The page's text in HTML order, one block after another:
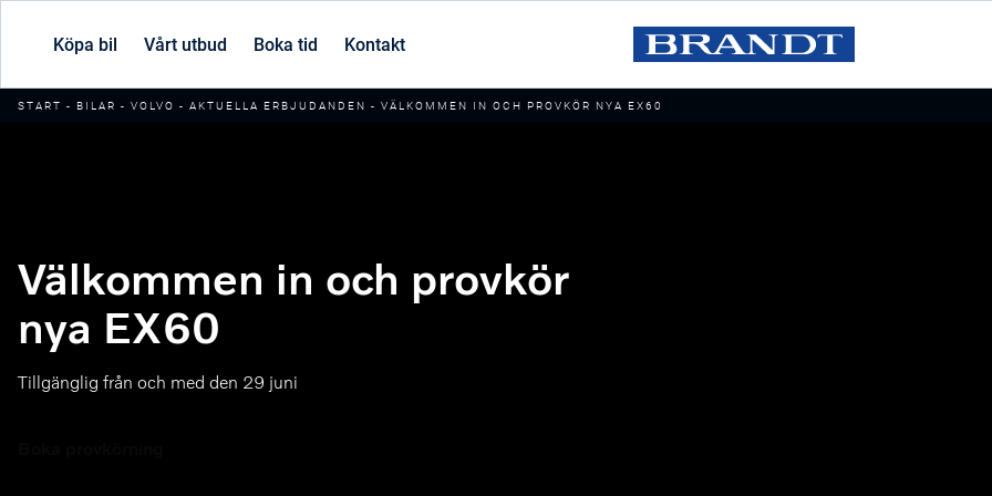
Köpa bil Vårt utbud Boka tid Kontakt
START - BILAR - VOLVO - AKTUELLA ERBJUDANDEN - VÄLKOMMEN IN OCH PROVKÖR NYA EX60
Välkommen in och provkör
nya EX60
Tillgänglig från och med den 29 juni